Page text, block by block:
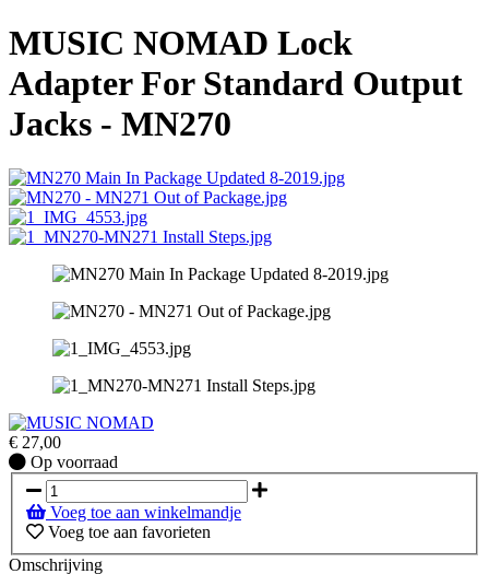
MUSIC NOMAD Lock
Adapter For Standard Output
Jacks - MN270
€ 27,00
Op
voorraad
Op voorraad
Voeg toe aan winkelmandje
Voeg toe aan favorieten
Omschrijving